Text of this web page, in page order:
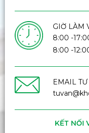
GIỜ LÀM
8:00 -
8:00 -
EMAIL TƯ
KẾT NỐI